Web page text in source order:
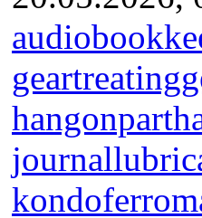
geartreating
hangonpart